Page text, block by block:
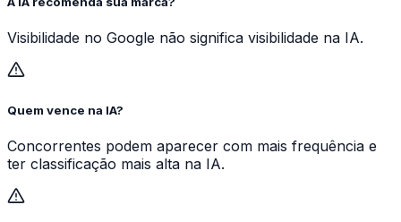
Visibilidade no Google não significa visibilidade na IA.
Quem vence na IA?
Concorrentes podem aparecer com mais frequência e
ter classificação mais alta na IA.